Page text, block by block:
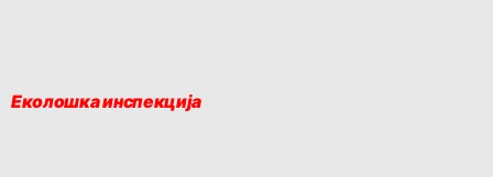
Еколошка инспекција